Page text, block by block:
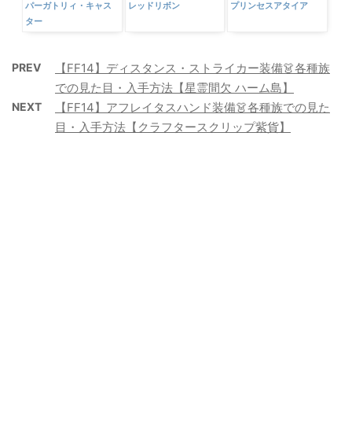
パーガトリィ・キャス
ター
レッドリボン プリンセスアタイア
PREV
【FF14】ディスタンス・ストライカー装備👗各種族
での見た目・入手方法【星霊間欠 ハーム島】
NEXT
【FF14】アフレイタスハンド装備👗各種族での見た
目・入手方法【クラフタースクリップ紫貨】